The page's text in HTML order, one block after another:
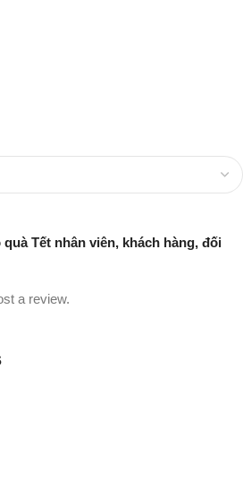
Tết nhân viên, khách hàng, đối
a review.